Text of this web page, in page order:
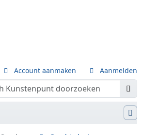
Account aanmaken Aanmelden